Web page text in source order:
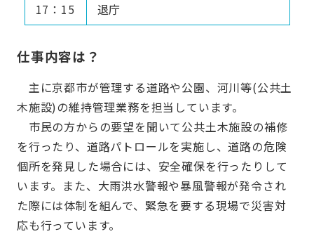
17：15
退庁
仕事内容は？
主に京都市が管理する道路や公園、河川等(公共土
木施設)の維持管理業務を担当しています。
市民の方からの要望を聞いて公共土木施設の補修
を行ったり、道路パトロールを実施し、道路の危険
個所を発見した場合には、安全確保を行ったりして
います。また、大雨洪水警報や暴風警報が発令され
た際には体制を組んで、緊急を要する現場で災害対
応も行っています。